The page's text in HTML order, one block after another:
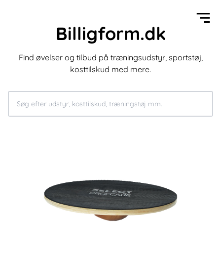
Billigform.dk
Find øvelser og tilbud på træningsudstyr, sportstøj,
kosttilskud med mere.